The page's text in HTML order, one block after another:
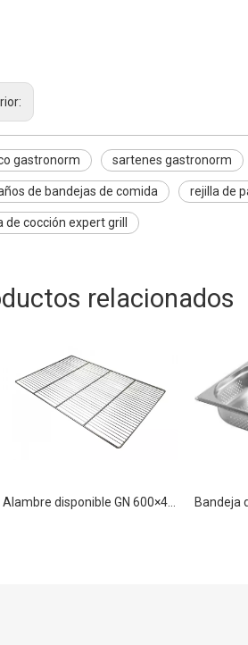
gastronorm sartenes gastronorm
de bandejas de comida rejilla de
de cocción expert grill
relacionados